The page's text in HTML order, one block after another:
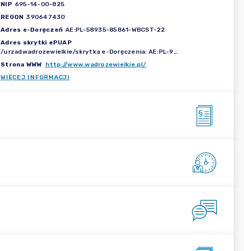
NIP 695-14-00-825
REGON 390647430
Adres e-Doręczeń AE:PL-58935-85861-WBCST-22
Adres skrytki ePUAP
/urzadwadrozewielkie/skrytka e-Doręczenia: AE:PL-93097-41285-DCTDU-09
Strona WWW http://www.wadrozewielkie.pl/
WIĘCEJ INFORMACJI